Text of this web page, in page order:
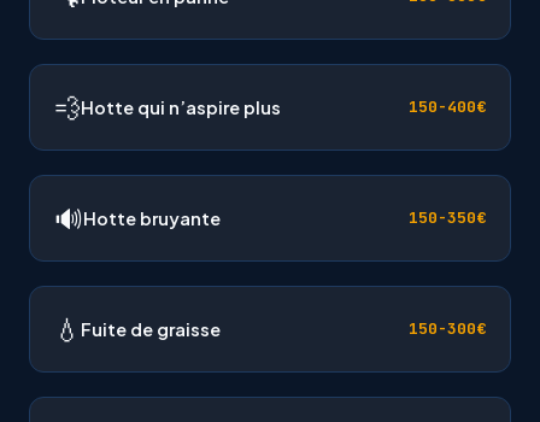
💨Hotte qui n’aspire plus 150-400€
🔊Hotte bruyante 150-350€
💧 Fuite de graisse 150-300€